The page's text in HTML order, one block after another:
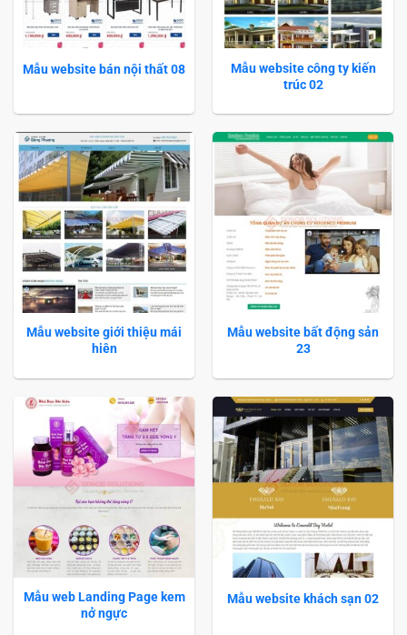
Mẫu website bán nội thất 08
Mẫu website công ty kiến
trúc 02
Mẫu website giới thiệu mái
hiên
Mẫu website bất động sản
23
Mẫu web Landing Page kem
nở ngực
Mẫu website khách sạn 02